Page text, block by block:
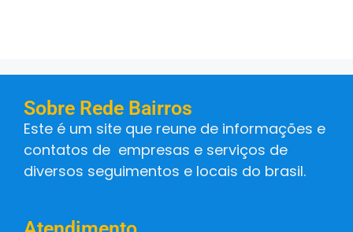
Sobre Rede Bairros
Este é um site que reune de informações e
contatos de empresas e serviços de
diversos seguimentos e locais do brasil.